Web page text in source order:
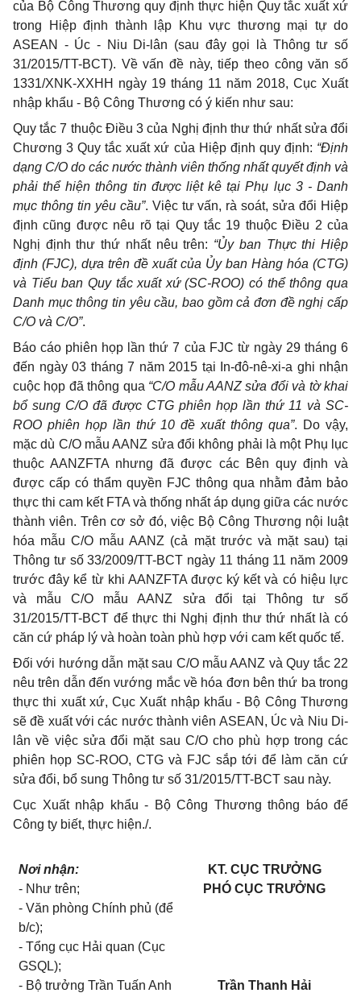
của Bộ Công Thương quy định thực hiện Quy tắc xuất xứ
trong Hiệp định thành lập Khu vực thương mại tự do
ASEAN - Úc - Niu Di-lân (sau đây gọi là Thông tư số
31/2015/TT-BCT). Về vấn đề này, tiếp theo công văn số
1331/XNK-XXHH ngày 19 tháng 11 năm 2018, Cục Xuất
nhập khẩu - Bộ Công Thương có ý kiến như sau:
Quy tắc 7 thuộc Điều 3 của Nghị định thư thứ nhất sửa đổi
Chương 3 Quy tắc xuất xứ của Hiệp định quy định: “Định
dạng C/O do các nước thành viên thống nhất quyết định và
phải thể hiện thông tin được liệt kê tại Phụ lục 3 - Danh
mục thông tin yêu cầu”. Việc tư vấn, rà soát, sửa đổi Hiệp
định cũng được nêu rõ tại Quy tắc 19 thuộc Điều 2 của
Nghị định thư thứ nhất nêu trên: “Ủy ban Thực thi Hiệp
định (FJC), dựa trên đề xuất của Ủy ban Hàng hóa (CTG)
và Tiểu ban Quy tắc xuất xứ (SC-ROO) có thể thông qua
Danh mục thông tin yêu cầu, bao gồm cả đơn đề nghị cấp
C/O và C/O”.
Báo cáo phiên họp lần thứ 7 của FJC từ ngày 29 tháng 6
đến ngày 03 tháng 7 năm 2015 tại In-đô-nê-xi-a ghi nhận
cuộc họp đã thông qua “C/O mẫu AANZ sửa đổi và tờ khai
bổ sung C/O đã được CTG phiên họp lần thứ 11 và SC-
ROO phiên họp lần thứ 10 đề xuất thông qua”. Do vậy,
mặc dù C/O mẫu AANZ sửa đổi không phải là một Phụ lục
thuộc AANZFTA nhưng đã được các Bên quy định và
được cấp có thẩm quyền FJC thông qua nhằm đảm bảo
thực thi cam kết FTA và thống nhất áp dụng giữa các nước
thành viên. Trên cơ sở đó, việc Bộ Công Thương nội luật
hóa mẫu C/O mẫu AANZ (cả mặt trước và mặt sau) tại
Thông tư số 33/2009/TT-BCT ngày 11 tháng 11 năm 2009
trước đây kể từ khi AANZFTA được ký kết và có hiệu lực
và mẫu C/O mẫu AANZ sửa đổi tại Thông tư số
31/2015/TT-BCT để thực thi Nghị định thư thứ nhất là có
căn cứ pháp lý và hoàn toàn phù hợp với cam kết quốc tế.
Đối với hướng dẫn mặt sau C/O mẫu AANZ và Quy tắc 22
nêu trên dẫn đến vướng mắc về hóa đơn bên thứ ba trong
thực thi xuất xứ, Cục Xuất nhập khẩu - Bộ Công Thương
sẽ đề xuất với các nước thành viên ASEAN, Úc và Niu Di-
lân về việc sửa đổi mặt sau C/O cho phù hợp trong các
phiên họp SC-ROO, CTG và FJC sắp tới để làm căn cứ
sửa đổi, bổ sung Thông tư số 31/2015/TT-BCT sau này.
Cục Xuất nhập khẩu - Bộ Công Thương thông báo để
Công ty biết, thực hiện./.
Nơi nhận:
- Như trên;
- Văn phòng Chính phủ (để
b/c);
- Tổng cục Hải quan (Cục
GSQL);
- Bộ trưởng Trần Tuấn Anh
KT. CỤC TRƯỞNG
PHÓ CỤC TRƯỞNG
Trần Thanh Hải